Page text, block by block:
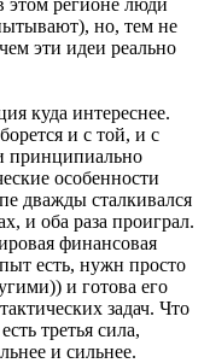
но, тем не
эти идеи реально
куда интереснее.
и с той, и с
принципиально
особенности
дважды сталкивался
и оба раза проиграл.
финансовая
есть, нужн просто
и готова его
задач. Что
третья сила,
и сильнее.